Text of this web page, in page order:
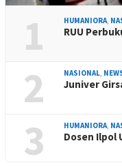
1 HUMANIORA,
RUU
2 NASIONAL,
Juniver
3 HUMANIORA,
Dosen Ilpol